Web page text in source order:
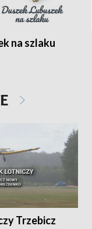
na szlaku
Trzebicz